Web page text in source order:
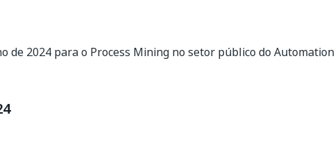
de 2024 para o Process Mining no setor público do Automation